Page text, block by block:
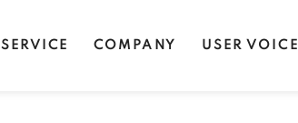
SERVICE COMPANY USER VOICE